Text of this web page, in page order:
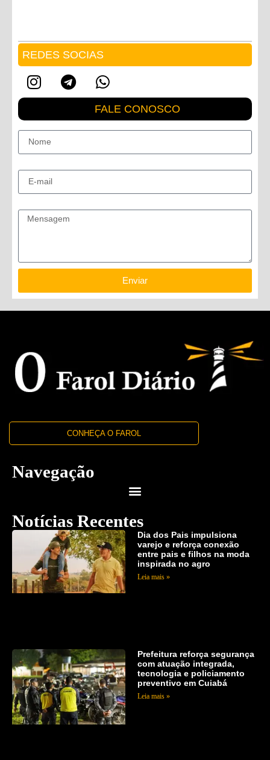
REDES SOCIAS
FALE CONOSCO
Enviar
CONHEÇA O FAROL
Navegação
Notícias Recentes
Dia dos Pais impulsiona
varejo e reforça conexão
entre pais e filhos na moda
inspirada no agro
Leia mais »
Prefeitura reforça segurança
com atuação integrada,
tecnologia e policiamento
preventivo em Cuiabá
Leia mais »